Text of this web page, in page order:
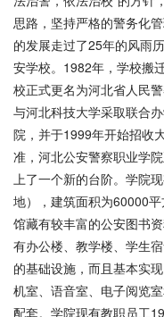
思路，坚持严格的警务化
的发展走过了25年的风雨
安学校。1982年，学校搬
校正式更名为河北省人民
与河北科技大学采取联合
院，并于1999年开始招收
准，河北公安警察职业学
上了一个新的台阶。学院
地），建筑面积为60000
馆藏有较丰富的公安图书
有办公楼、教学楼、学生
的基础设施，而且基本实
机室、语音室、电子阅览
配套。学院现有教职员工